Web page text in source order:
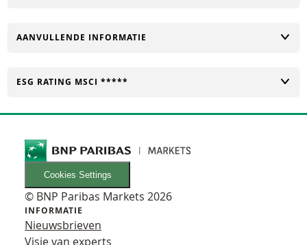
TOGGLE
AANVULLENDE INFORMATIE
TOGGLE
ESG RATING MSCI *****
Cookies Settings
© BNP Paribas Markets 2026
INFORMATIE
Nieuwsbrieven
Visie van experts